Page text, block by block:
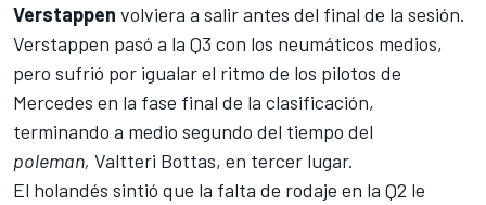
Verstappen volviera a salir antes del final de la sesión.
Verstappen pasó a la Q3 con los neumáticos medios,
pero sufrió por igualar el ritmo de los pilotos de
Mercedes en la fase final de la clasificación,
terminando a medio segundo del tiempo del
poleman, Valtteri Bottas, en tercer lugar.
El holandés sintió que la falta de rodaje en la Q2 le